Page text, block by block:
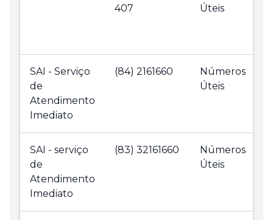
407
Úteis
SAI - Serviço
de
Atendimento
Imediato
(84) 2161660
Números
Úteis
SAI - serviço
de
Atendimento
Imediato
(83) 32161660
Números
Úteis